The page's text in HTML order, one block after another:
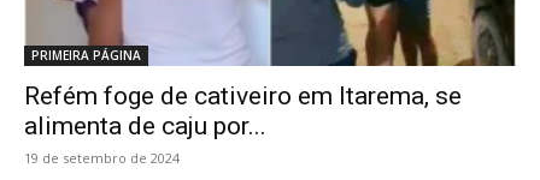
PRIMEIRA PÁGINA
Refém foge de cativeiro em Itarema, se
alimenta de caju por...
19 de setembro de 2024